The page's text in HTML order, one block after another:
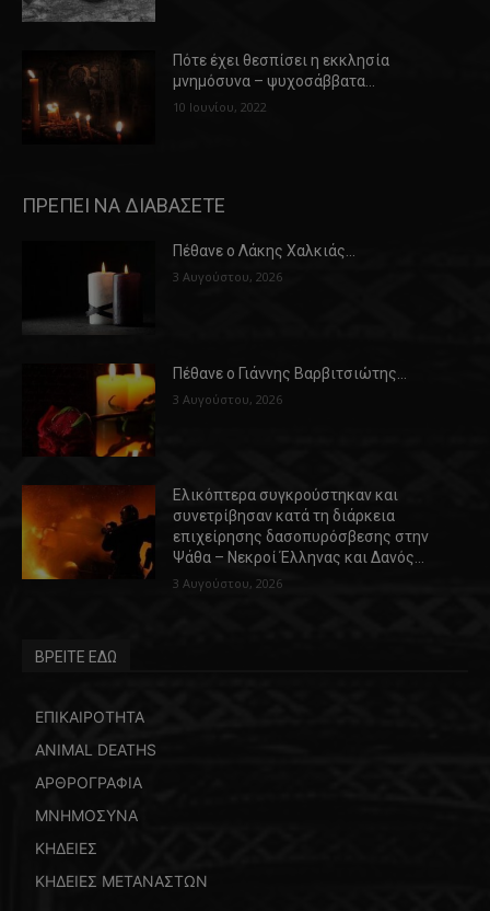
Πότε έχει θεσπίσει η εκκλησία
μνημόσυνα – ψυχοσάββατα…
10 Ιουνίου, 2022
ΠΡΕΠΕΙ ΝΑ ΔΙΑΒΑΣΕΤΕ
Πέθανε ο Λάκης Χαλκιάς…
3 Αυγούστου, 2026
Πέθανε ο Γιάννης Βαρβιτσιώτης…
3 Αυγούστου, 2026
Ελικόπτερα συγκρούστηκαν και
συνετρίβησαν κατά τη διάρκεια
επιχείρησης δασοπυρόσβεσης στην
Ψάθα – Νεκροί Έλληνας και Δανός…
3 Αυγούστου, 2026
ΒΡΕΙΤΕ ΕΔΩ
ΕΠΙΚΑΙΡΟΤΗΤΑ
ANIMAL DEATHS
ΑΡΘΡΟΓΡΑΦΙΑ
ΜΝΗΜΟΣΥΝΑ
ΚΗΔΕΙΕΣ
ΚΗΔΕΙΕΣ ΜΕΤΑΝΑΣΤΩΝ